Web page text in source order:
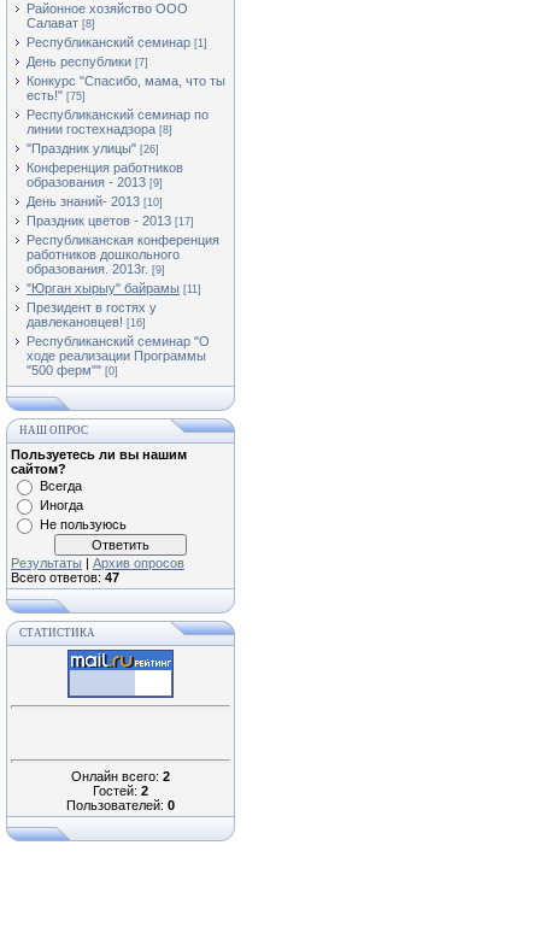
Районное хозяйство ООО
Салават [8]
Республиканский семинар [1]
День республики [7]
Конкурс "Спасибо, мама, что ты
есть!" [75]
Республиканский семинар по
линии гостехнадзора [8]
"Праздник улицы" [26]
Конференция работников
образования - 2013 [9]
День знаний- 2013 [10]
Праздник цветов - 2013 [17]
Республиканская конференция
работников дошкольного
образования. 2013г. [9]
"Юрган хырыу" байрамы [11]
Президент в гостях у
давлекановцев! [16]
Республиканский семинар "О
ходе реализации Программы
"500 ферм"" [0]
НАШ ОПРОС
Пользуетесь ли вы нашим
сайтом?
Всегда
Иногда
Не пользуюсь
Результаты | Архив опросов
Всего ответов: 47
СТАТИСТИКА
Онлайн всего: 2
Гостей: 2
Пользователей: 0